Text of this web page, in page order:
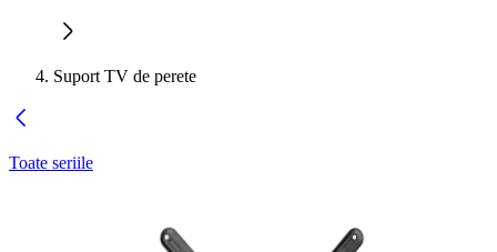
Suport TV de perete
Toate seriile